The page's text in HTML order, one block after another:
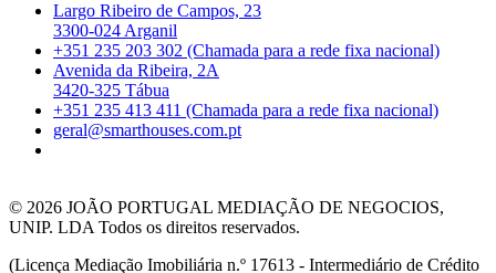
Largo Ribeiro de Campos, 23
3300-024 Arganil
+351 235 203 302 (Chamada para a rede fixa nacional)
Avenida da Ribeira, 2A
3420-325 Tábua
+351 235 413 411 (Chamada para a rede fixa nacional)
geral@smarthouses.com.pt
© 2026 JOÃO PORTUGAL MEDIAÇÃO DE NEGOCIOS,
UNIP. LDA Todos os direitos reservados.
(Licença Mediação Imobiliária n.º 17613 - Intermediário de Crédito